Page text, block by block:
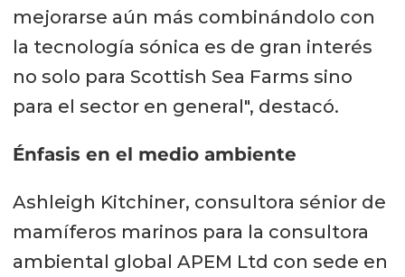
mejorarse aún más combinándolo con
la tecnología sónica es de gran interés
no solo para Scottish Sea Farms sino
para el sector en general", destacó.
Énfasis en el medio ambiente
Ashleigh Kitchiner, consultora sénior de
mamíferos marinos para la consultora
ambiental global APEM Ltd con sede en